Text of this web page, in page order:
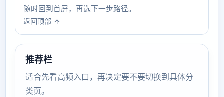
随时回到首屏，再选下一步路径。
返回顶部
推荐栏
适合先看高频入口，再决定要不要切换到具体分
类页。